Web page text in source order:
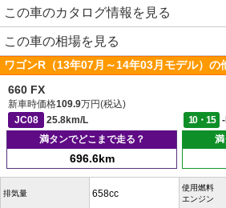
この車のカタログ情報を見る
この車の相場を見る
ワゴンR（13年07月～14年03月モデル）の
660 FX
新車時価格109.9万円(税込)
JC08
25.8km/L 10・15
満タンでどこまで走る？
696.6km
満
排気量 658cc
使用燃料
エンジン